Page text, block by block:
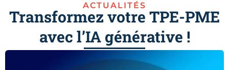
ACTUALITÉS
Transformez votre TPE-PME
avec l’IA générative !